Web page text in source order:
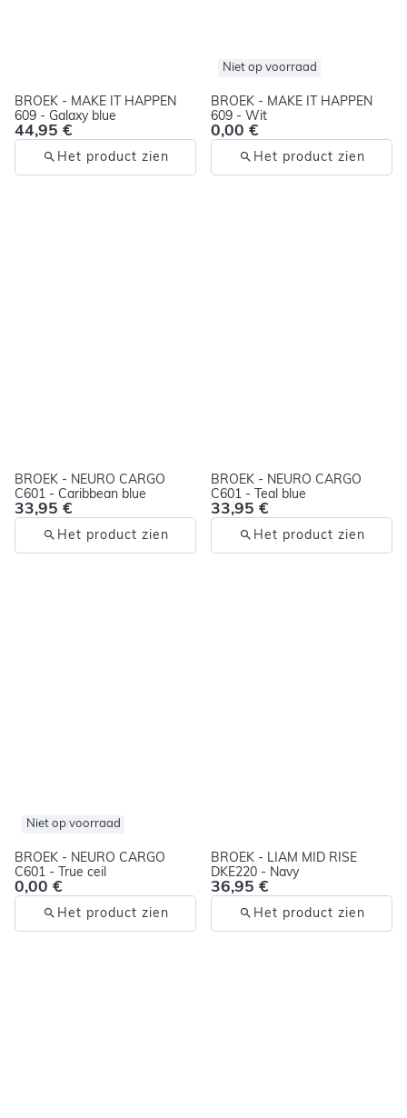
BROEK - MAKE IT HAPPEN
609 - Galaxy blue
44,95 €
Het product zien
Niet op voorraad
BROEK - MAKE IT HAPPEN
609 - Wit
0,00 €
Het product zien
BROEK - NEURO CARGO
C601 - Caribbean blue
33,95 €
Het product zien
BROEK - NEURO CARGO
C601 - Teal blue
33,95 €
Het product zien
Niet op voorraad
BROEK - NEURO CARGO
C601 - True ceil
0,00 €
Het product zien
BROEK - LIAM MID RISE
DKE220 - Navy
36,95 €
Het product zien